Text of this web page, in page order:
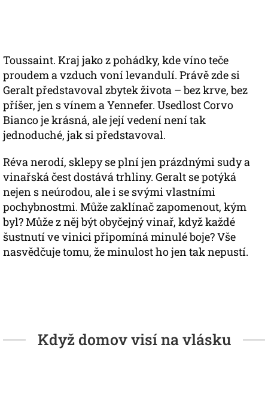
Toussaint. Kraj jako z pohádky, kde víno teče
proudem a vzduch voní levandulí. Právě zde si
Geralt představoval zbytek života – bez krve, bez
příšer, jen s vínem a Yennefer. Usedlost Corvo
Bianco je krásná, ale její vedení není tak
jednoduché, jak si představoval.
Réva nerodí, sklepy se plní jen prázdnými sudy a
vinařská čest dostává trhliny. Geralt se potýká
nejen s neúrodou, ale i se svými vlastními
pochybnostmi. Může zaklínač zapomenout, kým
byl? Může z něj být obyčejný vinař, když každé
šustnutí ve vinici připomíná minulé boje? Vše
nasvědčuje tomu, že minulost ho jen tak nepustí.
Když domov visí na vlásku